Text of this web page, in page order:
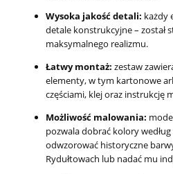
Wysoka jakość detali: każdy
detale konstrukcyjne – został
maksymalnego realizmu.
Łatwy montaż: zestaw
elementy, w tym kartonowe
częściami, klej oraz instrukcję
Możliwość malowania:
pozwala dobrać kolory
odwzorować historyczne
Rydułtowach lub nadać mu